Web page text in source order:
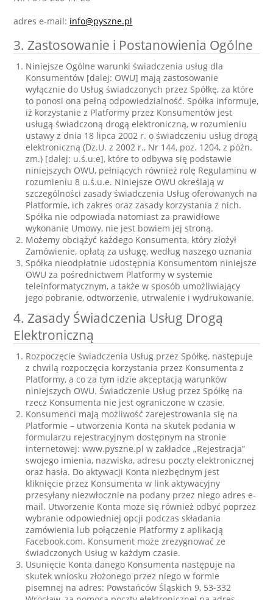
adres e-mail: info@pyszne.pl
3. Zastosowanie i Postanowienia Ogólne
Niniejsze Ogólne warunki świadczenia usług dla
Konsumentów [dalej: OWU] mają zastosowanie
wyłącznie do Usług świadczonych przez Spółkę, za które
to ponosi ona pełną odpowiedzialność. Spółka informuje,
iż korzystanie z Platformy przez Konsumentów jest
usługą świadczoną drogą elektroniczną, w rozumieniu
ustawy z dnia 18 lipca 2002 r. o świadczeniu usług drogą
elektroniczną (Dz.U. z 2002 r., Nr 144, poz. 1204, z późn.
zm.) [dalej: u.ś.u.e], które to odbywa się podstawie
niniejszych OWU, pełniących również rolę Regulaminu w
rozumieniu 8 u.ś.u.e. Niniejsze OWU określają w
szczególności zasady świadczenia Usług oferowanych na
Platformie, ich zakres oraz zasady korzystania z nich.
Spółka nie odpowiada natomiast za prawidłowe
wykonanie Umowy, nie jest bowiem jej stroną.
Możemy obciążyć każdego Konsumenta, który złożył
Zamówienie, opłatą za usługę, według naszego uznania
Spółka nieodpłatnie udostępnia Konsumentom niniejsze
OWU za pośrednictwem Platformy w systemie
teleinformatycznym, a także w sposób umożliwiający
jego pobranie, odtworzenie, utrwalenie i wydrukowanie.
4. Zasady Świadczenia Usług Drogą
Elektroniczną
Rozpoczęcie świadczenia Usług przez Spółkę, następuje
z chwilą rozpoczęcia korzystania przez Konsumenta z
Platformy, a co za tym idzie akceptacją warunków
niniejszych OWU. Świadczenie Usług przez Spółkę na
rzecz Konsumenta nie jest ograniczone w czasie.
Konsumenci mają możliwość zarejestrowania się na
Platformie – utworzenia Konta na skutek podania w
formularzu rejestracyjnym dostępnym na stronie
internetowej: www.pyszne.pl w zakładce „Rejestracja”
swojego imienia, nazwiska, adresu poczty elektronicznej
oraz hasła. Do aktywacji Konta niezbędnym jest
kliknięcie przez Konsumenta w link aktywacyjny
przesyłany niezwłocznie na podany przez niego adres e-
mail. Utworzenie Konta może się również odbyć poprzez
wybranie odpowiedniej opcji podczas składania
zamówienia lub połączenie Platformy z aplikacją
Facebook.com. Konsument może zrezygnować ze
świadczonych Usług w każdym czasie.
Usunięcie Konta danego Konsumenta następuje na
skutek wniosku złożonego przez niego w formie
pisemnej na adres: Powstańców Śląskich 9, 53-332